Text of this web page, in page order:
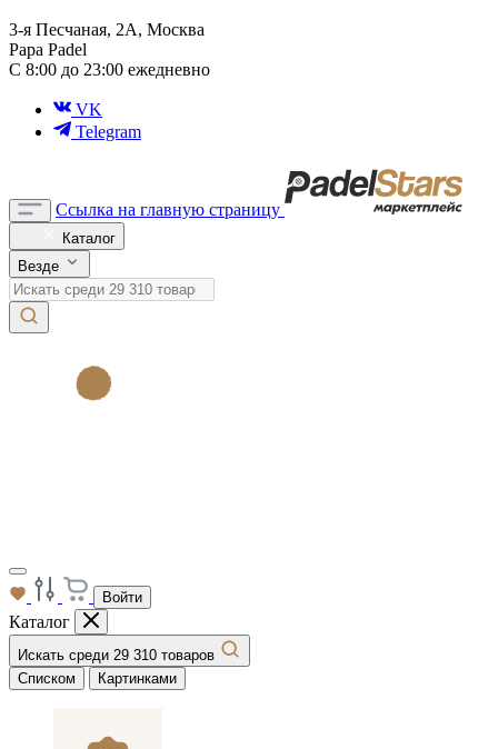
3-я Песчаная, 2А, Москва
Papa Padel
С 8:00 до 23:00 ежедневно
VK
Telegram
Ссылка на главную страницу
Каталог
Везде
Войти
Каталог
Искать среди 29 310 товаров
Списком
Картинками